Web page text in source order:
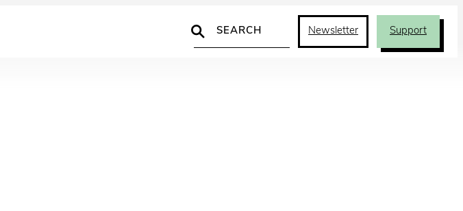
Search
Newsletter Support